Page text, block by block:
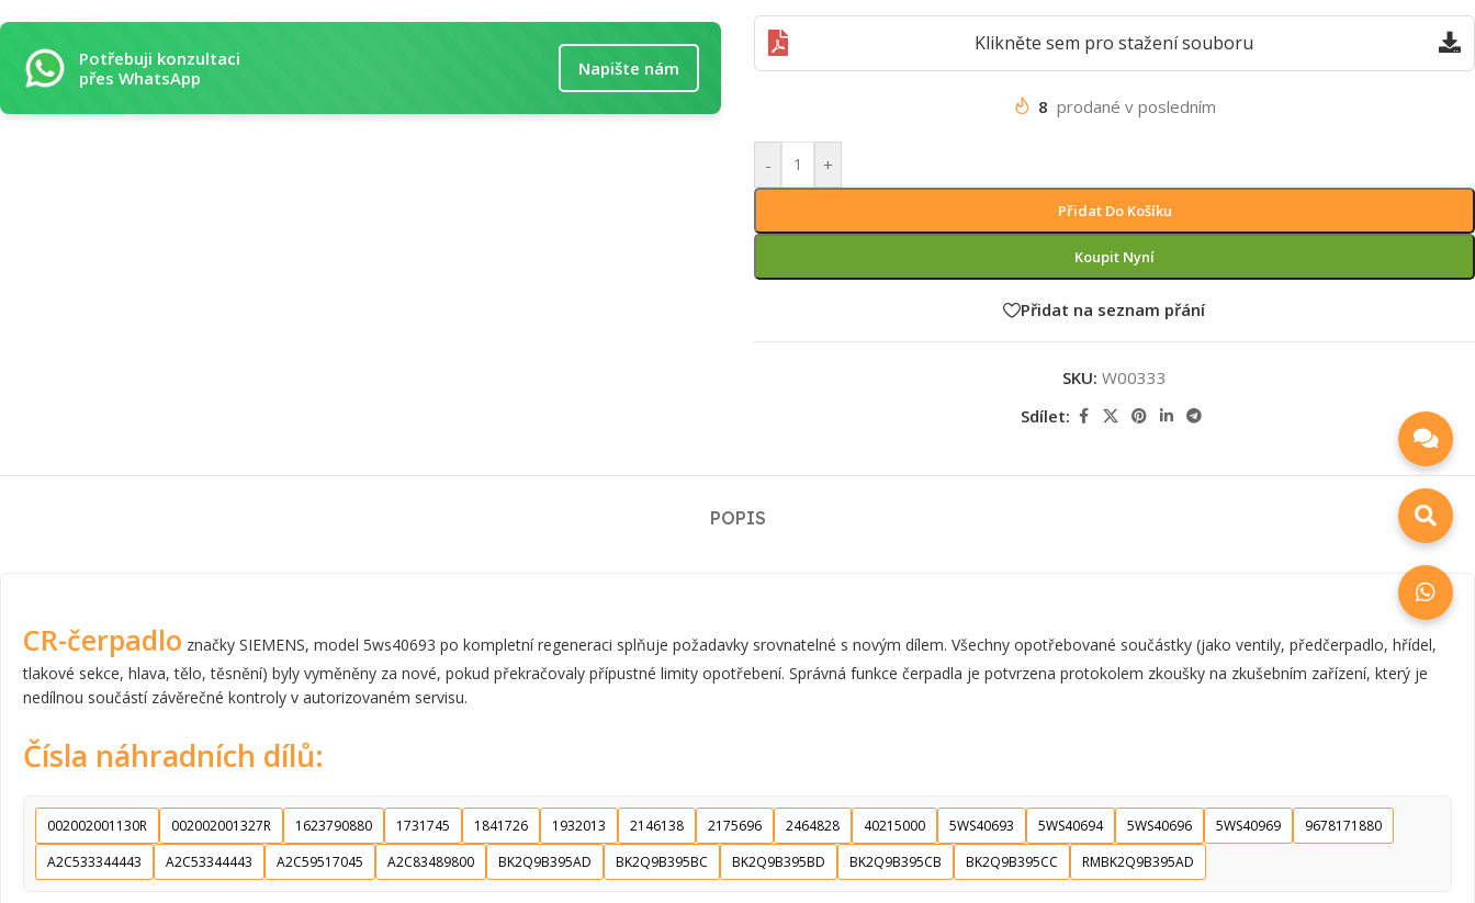
Potřebuji konzultaci
přes WhatsApp
Napište nám
Klikněte sem pro stažení souboru
8 prodané v posledním
- +
Přidat Do Košíku
Koupit Nyní
Přidat na seznam přání
SKU: W00333
Sdílet:
POPIS
CR-čerpadlo značky SIEMENS, model 5ws40693 po kompletní regeneraci splňuje požadavky srovnatelné s novým dílem. Všechny opotřebované součástky (jako ventily, předčerpadlo, hřídel,
tlakové sekce, hlava, tělo, těsnění) byly vyměněny za nové, pokud překračovaly přípustné limity opotřebení. Správná funkce čerpadla je potvrzena protokolem zkoušky na zkušebním zařízení, který je
nedílnou součástí závěrečné kontroly v autorizovaném servisu.
Čísla náhradních dílů:
002002001130R 002002001327R 1623790880 1731745 1841726 1932013 2146138 2175696 2464828 40215000 5WS40693 5WS40694 5WS40696 5WS40969
9678171880
A2C533344443
A2C53344443 A2C59517045 A2C83489800 BK2Q9B395AD BK2Q9B395BC BK2Q9B395BD BK2Q9B395CB BK2Q9B395CC RMBK2Q9B395AD